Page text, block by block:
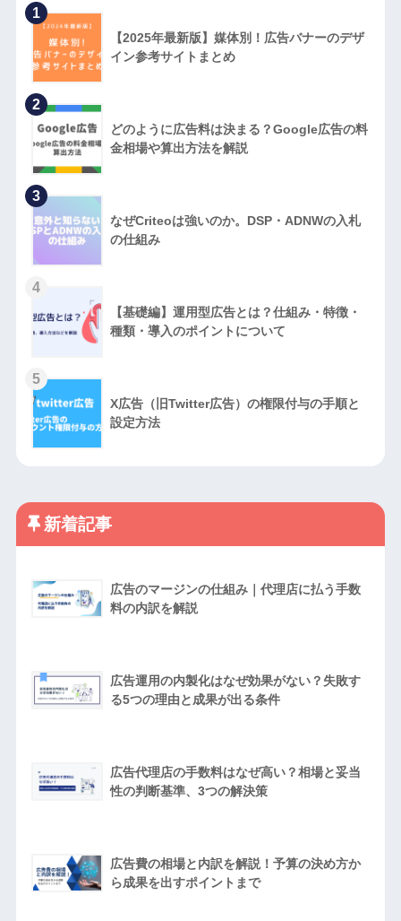
1
【2025年最新版】媒体別！広告バナーのデザ
イン参考サイトまとめ
2
どのように広告料は決まる？Google広告の料
金相場や算出方法を解説
3
なぜCriteoは強いのか。DSP・ADNWの入札
の仕組み
4
【基礎編】運用型広告とは？仕組み・特徴・
種類・導入のポイントについて
5
X広告（旧Twitter広告）の権限付与の手順と
設定方法
新着記事
広告のマージンの仕組み｜代理店に払う手数
料の内訳を解説
広告運用の内製化はなぜ効果がない？失敗す
る5つの理由と成果が出る条件
広告代理店の手数料はなぜ高い？相場と妥当
性の判断基準、3つの解決策
広告費の相場と内訳を解説！予算の決め方か
ら成果を出すポイントまで